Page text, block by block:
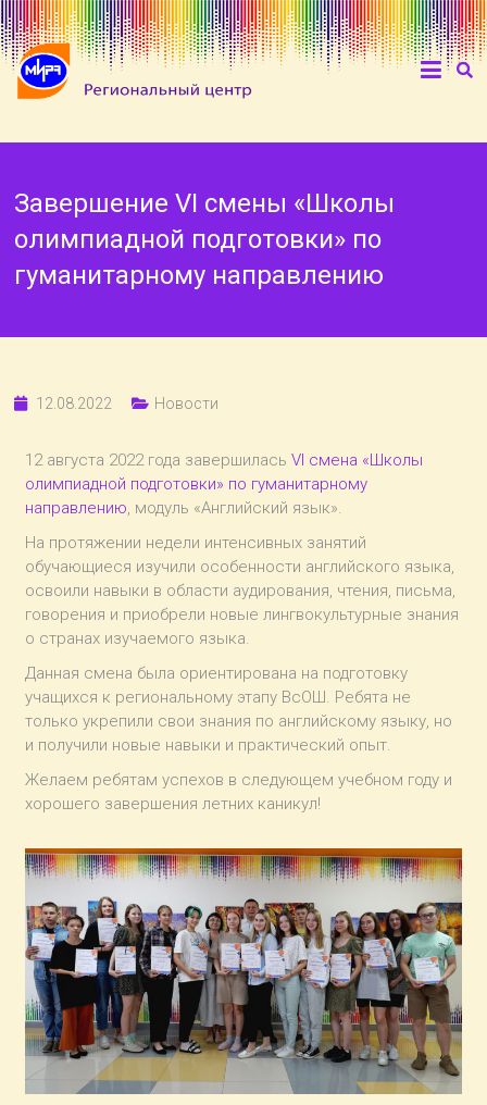
Завершение VI смены «Школы
олимпиадной подготовки» по
гуманитарному направлению
12.08.2022 Новости
12 августа 2022 года завершиласьVI смена «Школы
олимпиадной подготовки» по гуманитарному
направлению, модуль «Английский язык».
На протяжении недели интенсивных занятий
обучающиеся изучили особенности английского языка,
освоили навыки в области аудирования, чтения, письма,
говорения и приобрели новые лингвокультурные знания
о странах изучаемого языка.
Данная смена была ориентирована на подготовку
учащихся к региональному этапу ВсОШ. Ребята не
только укрепили свои знания по английскому языку, но
и получили новые навыки и практический опыт.
Желаем ребятам успехов в следующем учебном году и
хорошего завершения летних каникул!